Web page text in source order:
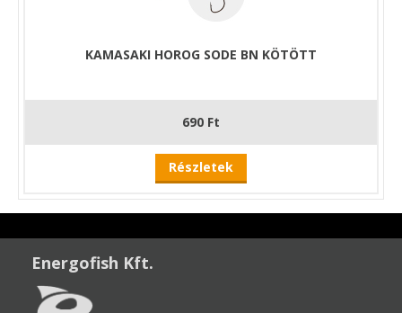
KAMASAKI HOROG SODE BN KÖTÖTT
690 Ft
Részletek
Energofish Kft.